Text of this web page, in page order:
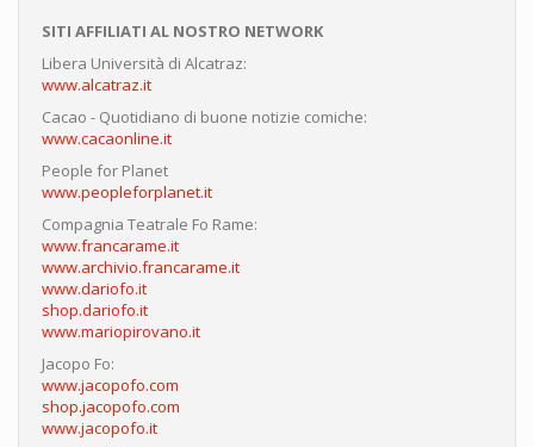
SITI AFFILIATI AL NOSTRO NETWORK
Libera Università di Alcatraz:
www.alcatraz.it
Cacao - Quotidiano di buone notizie comiche:
www.cacaonline.it
People for Planet
www.peopleforplanet.it
Compagnia Teatrale Fo Rame:
www.francarame.it
www.archivio.francarame.it
www.dariofo.it
shop.dariofo.it
www.mariopirovano.it
Jacopo Fo:
www.jacopofo.com
shop.jacopofo.com
www.jacopofo.it